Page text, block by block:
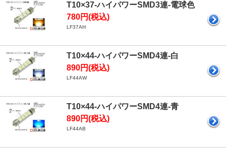
T10×37-ハイパワーSMD3連-電球色
780円(税込)
LF37AH
T10×44-ハイパワーSMD4連-白
890円(税込)
LF44AW
T10×44-ハイパワーSMD4連-青
890円(税込)
LF44AB